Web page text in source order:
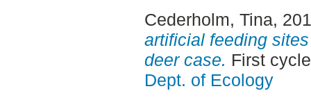
Cederholm, Tina,
artificial feeding
deer case. First
Dept. of Ecology